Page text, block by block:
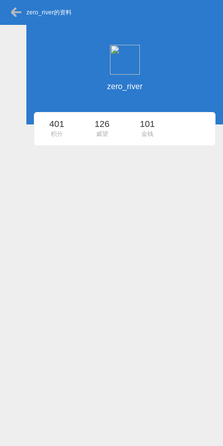
zero_river的资料
zero_river
401
积分
126
威望
101
金钱